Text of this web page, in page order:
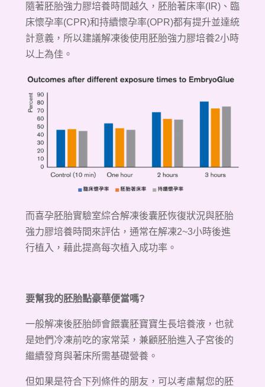
隨著胚胎強力膠培養時間越久，胚胎著床率(IR)、臨
床懷孕率(CPR)和持續懷孕率(OPR)都有提升並達統
計意義，所以建議解凍後使用胚胎強力膠培養2小時
以上為佳。
而喜孕胚胎實驗室綜合解凍後囊胚恢復狀況與胚胎
強力膠培養時間來評估，通常在解凍2~3小時後進
行植入，藉此提高每次植入成功率。
要幫我的胚胎點豪華便當嗎?
一般解凍後胚胎師會餵囊胚寶寶生長培養液，也就
是她們冷凍前吃的家常菜，兼顧胚胎進入子宮後的
繼續發育與著床所需基礎營養。
但如果是符合下列條件的朋友，可以考慮幫您的胚